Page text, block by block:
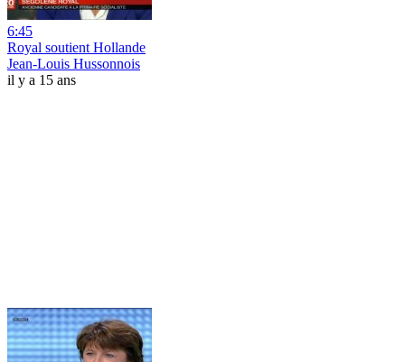
6:45
Royal soutient Hollande
Jean-Louis Hussonnois
il y a 15 ans